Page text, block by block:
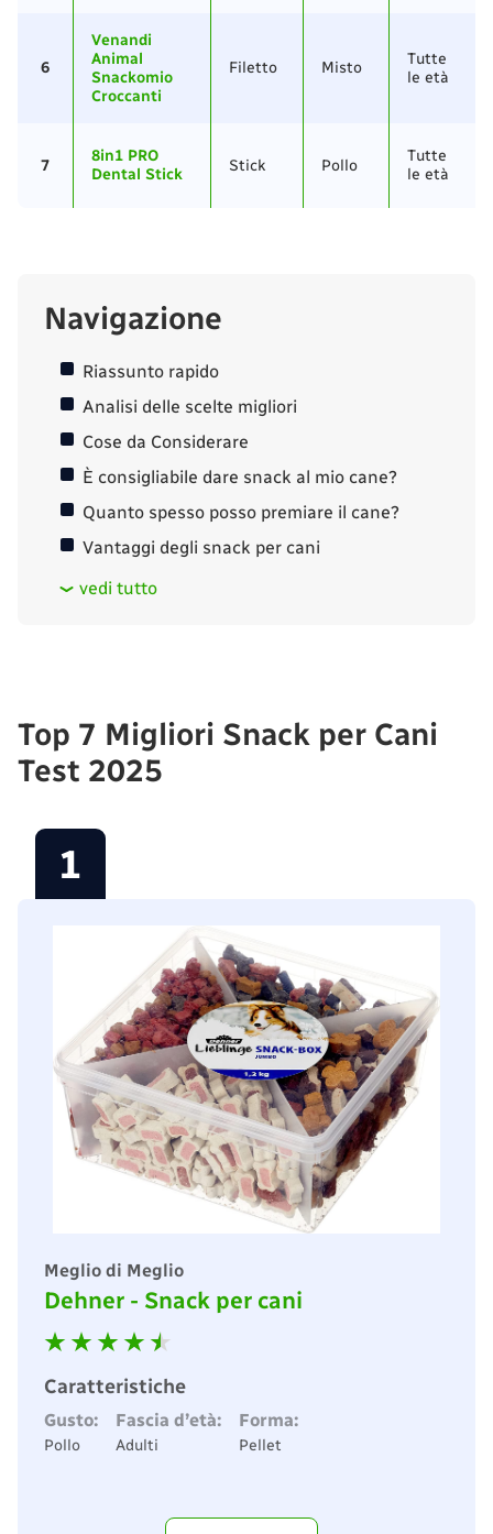
6
Venandi
Animal
Snackomio
Croccanti
Filetto Misto
Tutte
le età
7
8in1 PRO
Dental Stick
Stick Pollo
Tutte
le età
Navigazione
Riassunto rapido
Analisi delle scelte migliori
Cose da Considerare
È consigliabile dare snack al mio cane?
Quanto spesso posso premiare il cane?
Vantaggi degli snack per cani
vedi tutto
Top 7 Migliori Snack per Cani
Test 2025
1
Meglio di Meglio
Dehner - Snack per cani
Caratteristiche
Gusto:
Pollo
Fascia d’età:
Adulti
Forma:
Pellet